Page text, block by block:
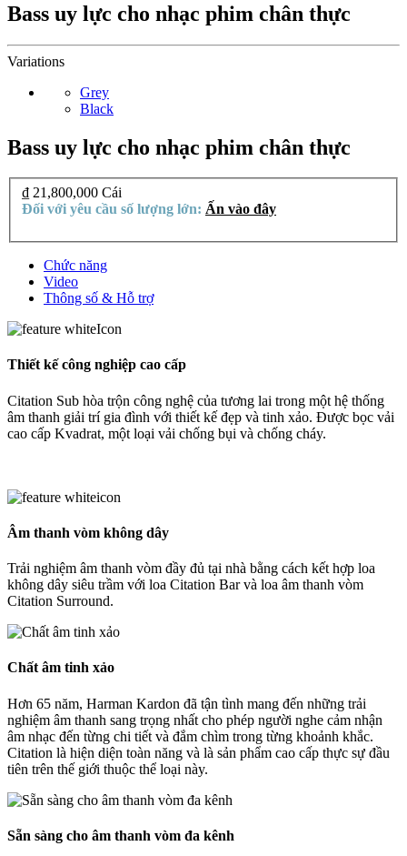
Bass uy lực cho nhạc phim chân thực
Variations
Grey
Black
Bass uy lực cho nhạc phim chân thực
₫ 21,800,000 Cái
Đối với yêu cầu số lượng lớn: Ấn vào đây
Chức năng
Video
Thông số & Hỗ trợ
Thiết kế công nghiệp cao cấp
Citation Sub hòa trộn công nghệ của tương lai trong một hệ thống
âm thanh giải trí gia đình với thiết kế đẹp và tinh xảo. Được bọc vải
cao cấp Kvadrat, một loại vải chống bụi và chống cháy.
Âm thanh vòm không dây
Trải nghiệm âm thanh vòm đầy đủ tại nhà bằng cách kết hợp loa
không dây siêu trầm với loa Citation Bar và loa âm thanh vòm
Citation Surround.
Chất âm tinh xảo
Hơn 65 năm, Harman Kardon đã tận tình mang đến những trải
nghiệm âm thanh sang trọng nhất cho phép người nghe cảm nhận
âm nhạc đến từng chi tiết và đắm chìm trong từng khoảnh khắc.
Citation là hiện diện toàn năng và là sản phẩm cao cấp thực sự đầu
tiên trên thế giới thuộc thể loại này.
Sẵn sàng cho âm thanh vòm đa kênh